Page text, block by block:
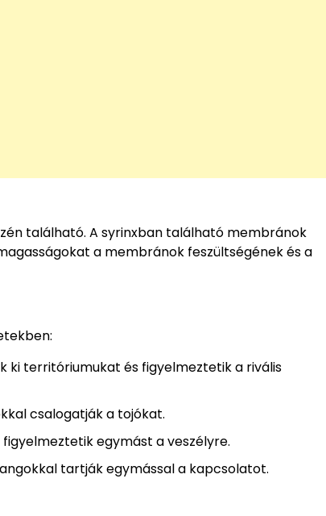
található. A syrinxban található membránok
a membránok feszültségének és a
ki territóriumukat és figyelmeztetik a rivális
csalogatják a tojókat.
egymást a veszélyre.
tartják egymással a kapcsolatot.